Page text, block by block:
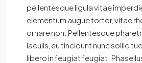
pellentesque ligula vitae
elementum augue tortor, vitae
ornare non. Pellentesque
iaculis, eu tincidunt nunc
libero in feugiat feugiat.